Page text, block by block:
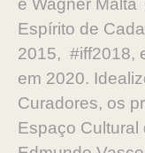
e Wagner Malta
Espírito de
2015, #iff2018,
em 2020.
Curadores, os
Espaço